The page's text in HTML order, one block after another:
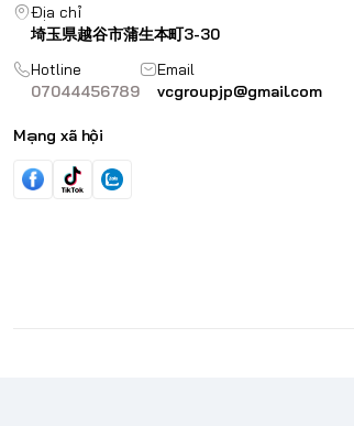
Địa chỉ
埼玉県越谷市蒲生本町3-30
Hotline
07044456789
Email
vcgroupjp@gmail.com
Mạng xã hội